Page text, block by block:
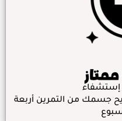
إستشفاء
جسمك من التمرين أربعة